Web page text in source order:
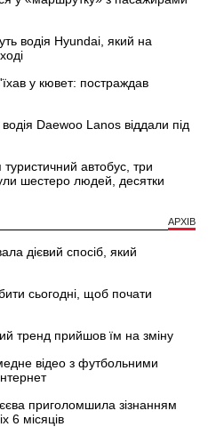
водія Hyundai, який на
у кювет: постраждав
Daewoo Lanos віддали під
туристичний автобус, три
шестеро людей, десятки
АРХІВ
дієвий спосіб, який
сьогодні, щоб почати
тренд прийшов їм на зміну
відео з футбольними
приголомшила зізнанням
6 місяців